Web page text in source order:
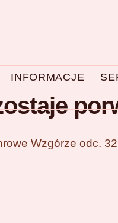
INFORMACJE
Wzgórze odc.